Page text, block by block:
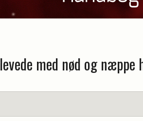
med nød og næppe